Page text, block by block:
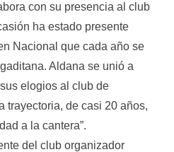
con su presencia al club
ha estado presente
Nacional que cada año se
Aldana se unió a
elogios al club de
trayectoria, de casi 20 años,
a la cantera”.
del club organizador